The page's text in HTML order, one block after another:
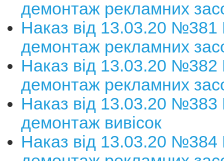
демонтаж рекламних
Наказ від 13.03.20 №381
демонтаж рекламних
Наказ від 13.03.20 №382
демонтаж рекламних
Наказ від 13.03.20 №383
демонтаж вивісок
Наказ від 13.03.20 №384